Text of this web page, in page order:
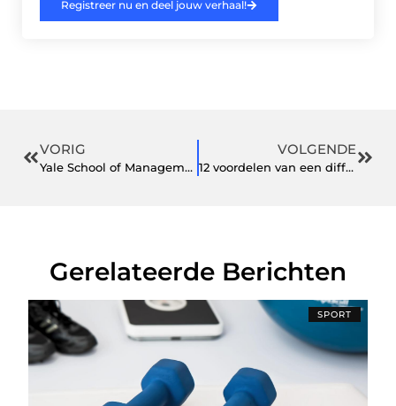
Registreer nu en deel jouw verhaal!
VORIG
Yale School of Management
VOLGENDE
12 voordelen van een diffuser van essentiële oliën voor gezondheid en welzijn
Gerelateerde Berichten
SPORT